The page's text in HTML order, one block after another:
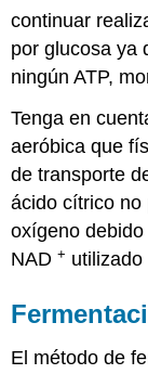
continuar
por glucosa ya
ningún ATP,
Tenga en
aeróbica que
de transporte
ácido cítrico no
oxígeno
NAD+
El método de